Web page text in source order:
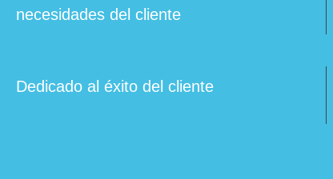
necesidades del cliente
Dedicado al éxito del cliente